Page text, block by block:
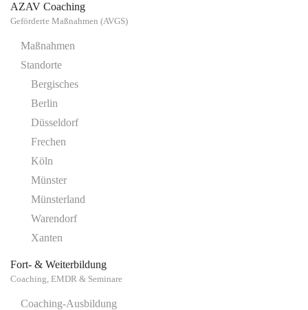
AZAV Coaching
Geförderte Maßnahmen (AVGS)
Maßnahmen
Standorte
Bergisches
Berlin
Düsseldorf
Frechen
Köln
Münster
Münsterland
Warendorf
Xanten
Fort- & Weiterbildung
Coaching, EMDR & Seminare
Coaching-Ausbildung